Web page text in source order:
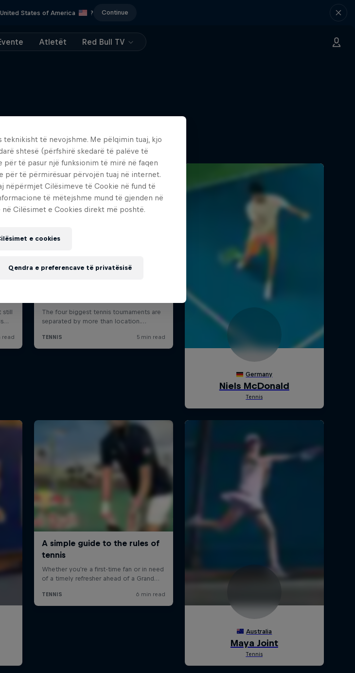
States of America ? Continue
Atletët Red Bull TV
të nevojshme. Me pëlqimin tuaj, kjo
shtesë (përfshirë skedarë të palëve të
të pasur një funksionim të mirë në faqen
për të përmirësuar përvojën tuaj në internet.
nëpërmjet Cilësimeve të Cookie në fund të
të mëtejshme mund të gjenden në
në Cilësimet e Cookies direkt më poshtë.
e cookies
Qendra e preferencave të privatësisë